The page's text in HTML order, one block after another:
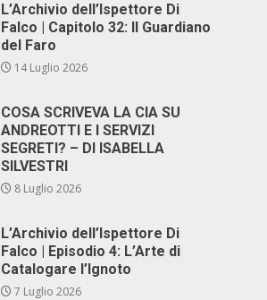
L’Archivio dell’Ispettore Di
Falco | Capitolo 32: Il Guardiano
del Faro
14 Luglio 2026
COSA SCRIVEVA LA CIA SU
ANDREOTTI E I SERVIZI
SEGRETI? – DI ISABELLA
SILVESTRI
8 Luglio 2026
L’Archivio dell’Ispettore Di
Falco | Episodio 4: L’Arte di
Catalogare l’Ignoto
7 Luglio 2026